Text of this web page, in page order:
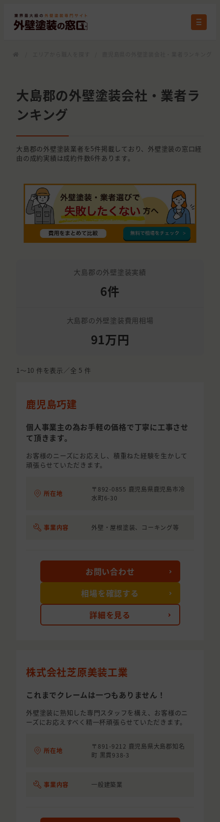
大島郡の外壁塗装会社・業者ラ
ンキング
大島郡の外壁塗装業者を5件掲載しており、外壁塗装の窓口経
由の成約実績は成約件数6件あります。
大島郡の外壁塗装実績
6件
大島郡の外壁塗装費用相場
91万円
1〜10 件を表示／全 5 件
鹿児島巧建
個人事業主の為お手軽の価格で丁寧に工事させ
て頂きます。
お客様のニーズにお応えし、積重ねた経験を生かして
頑張らせていただきます。
所在地
〒892-0855 鹿児島県鹿児島市冷
水町6-30
事業内容 外壁・屋根塗装、コーキング等
詳細を見る
お問い合わせ
相場を確認する
株式会社芝原美装工業
これまでクレームは一つもありません！
外壁塗装に熟知した専門スタッフを構え、お客様のニ
ーズにお応えすべく精一杯頑張らせていただきます。
所在地
〒891-9212 鹿児島県大島郡知名
町 黒貫938-3
事業内容 一般建築業